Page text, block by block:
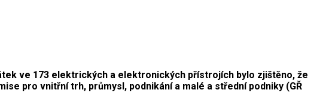
ve 173 elektrických a elektronických přístrojích bylo zjištěno, že
pro vnitřní trh, průmysl, podnikání a malé a střední podniky (GŘ